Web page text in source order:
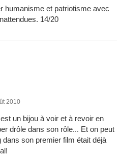
humanisme et patriotisme avec
14/20
2010
un bijou à voir et à revoir en
drôle dans son rôle... Et on peut
son premier film était déjà